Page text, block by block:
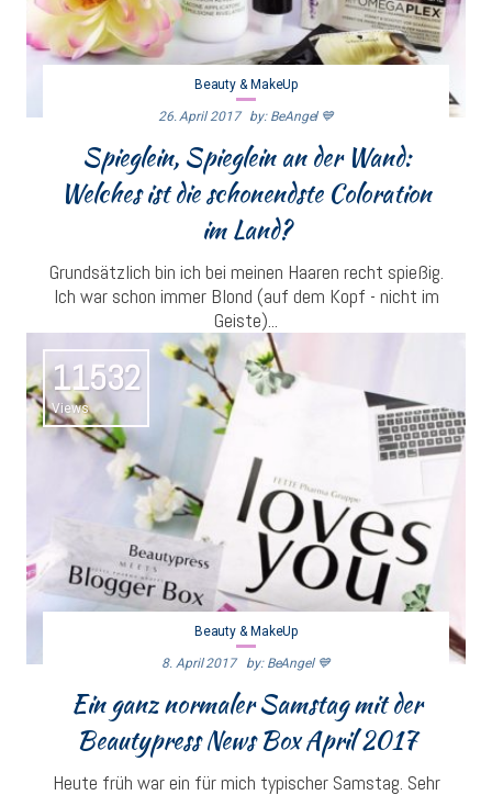
Beauty & MakeUp
26. April 2017 By: BeAngel 💙
Spieglein, Spieglein an der Wand:
Welches ist die schonendste Coloration
im Land?
Grundsätzlich bin ich bei meinen Haaren recht spießig.
Ich war schon immer Blond (auf dem Kopf - nicht im
Geiste)...
11532
Views
Beauty & MakeUp
8. April 2017 By: BeAngel 💙
Ein ganz normaler Samstag mit der
Beautypress News Box April 2017
Heute früh war ein für mich typischer Samstag. Sehr